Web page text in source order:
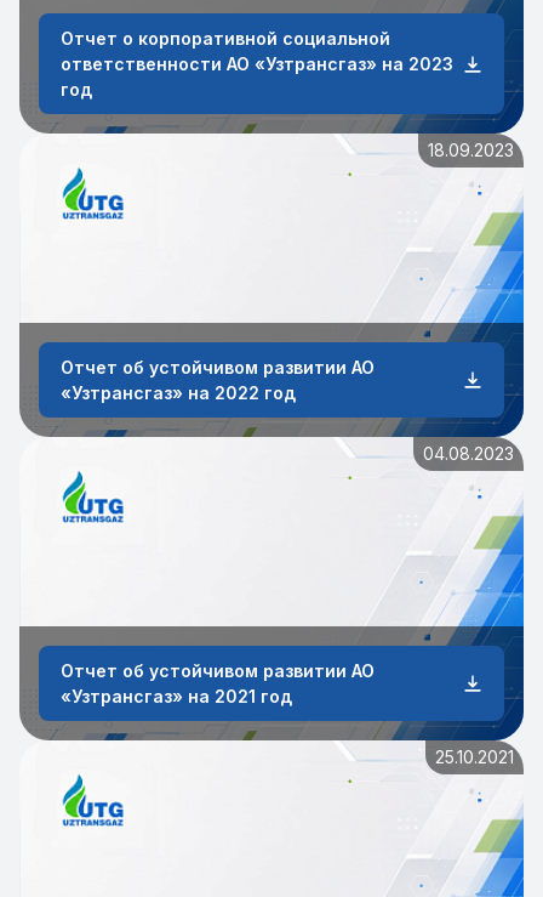
Отчет о корпоративной социальной
ответственности АО «Узтрансгаз» на 2023
год
18.09.2023
Отчет об устойчивом развитии АО
«Узтрансгаз» на 2022 год
04.08.2023
Отчет об устойчивом развитии АО
«Узтрансгаз» на 2021 год
25.10.2021